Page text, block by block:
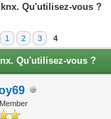
Qu'utilisez-vous ?
1 2 3 4
Qu'utilisez-vous ?